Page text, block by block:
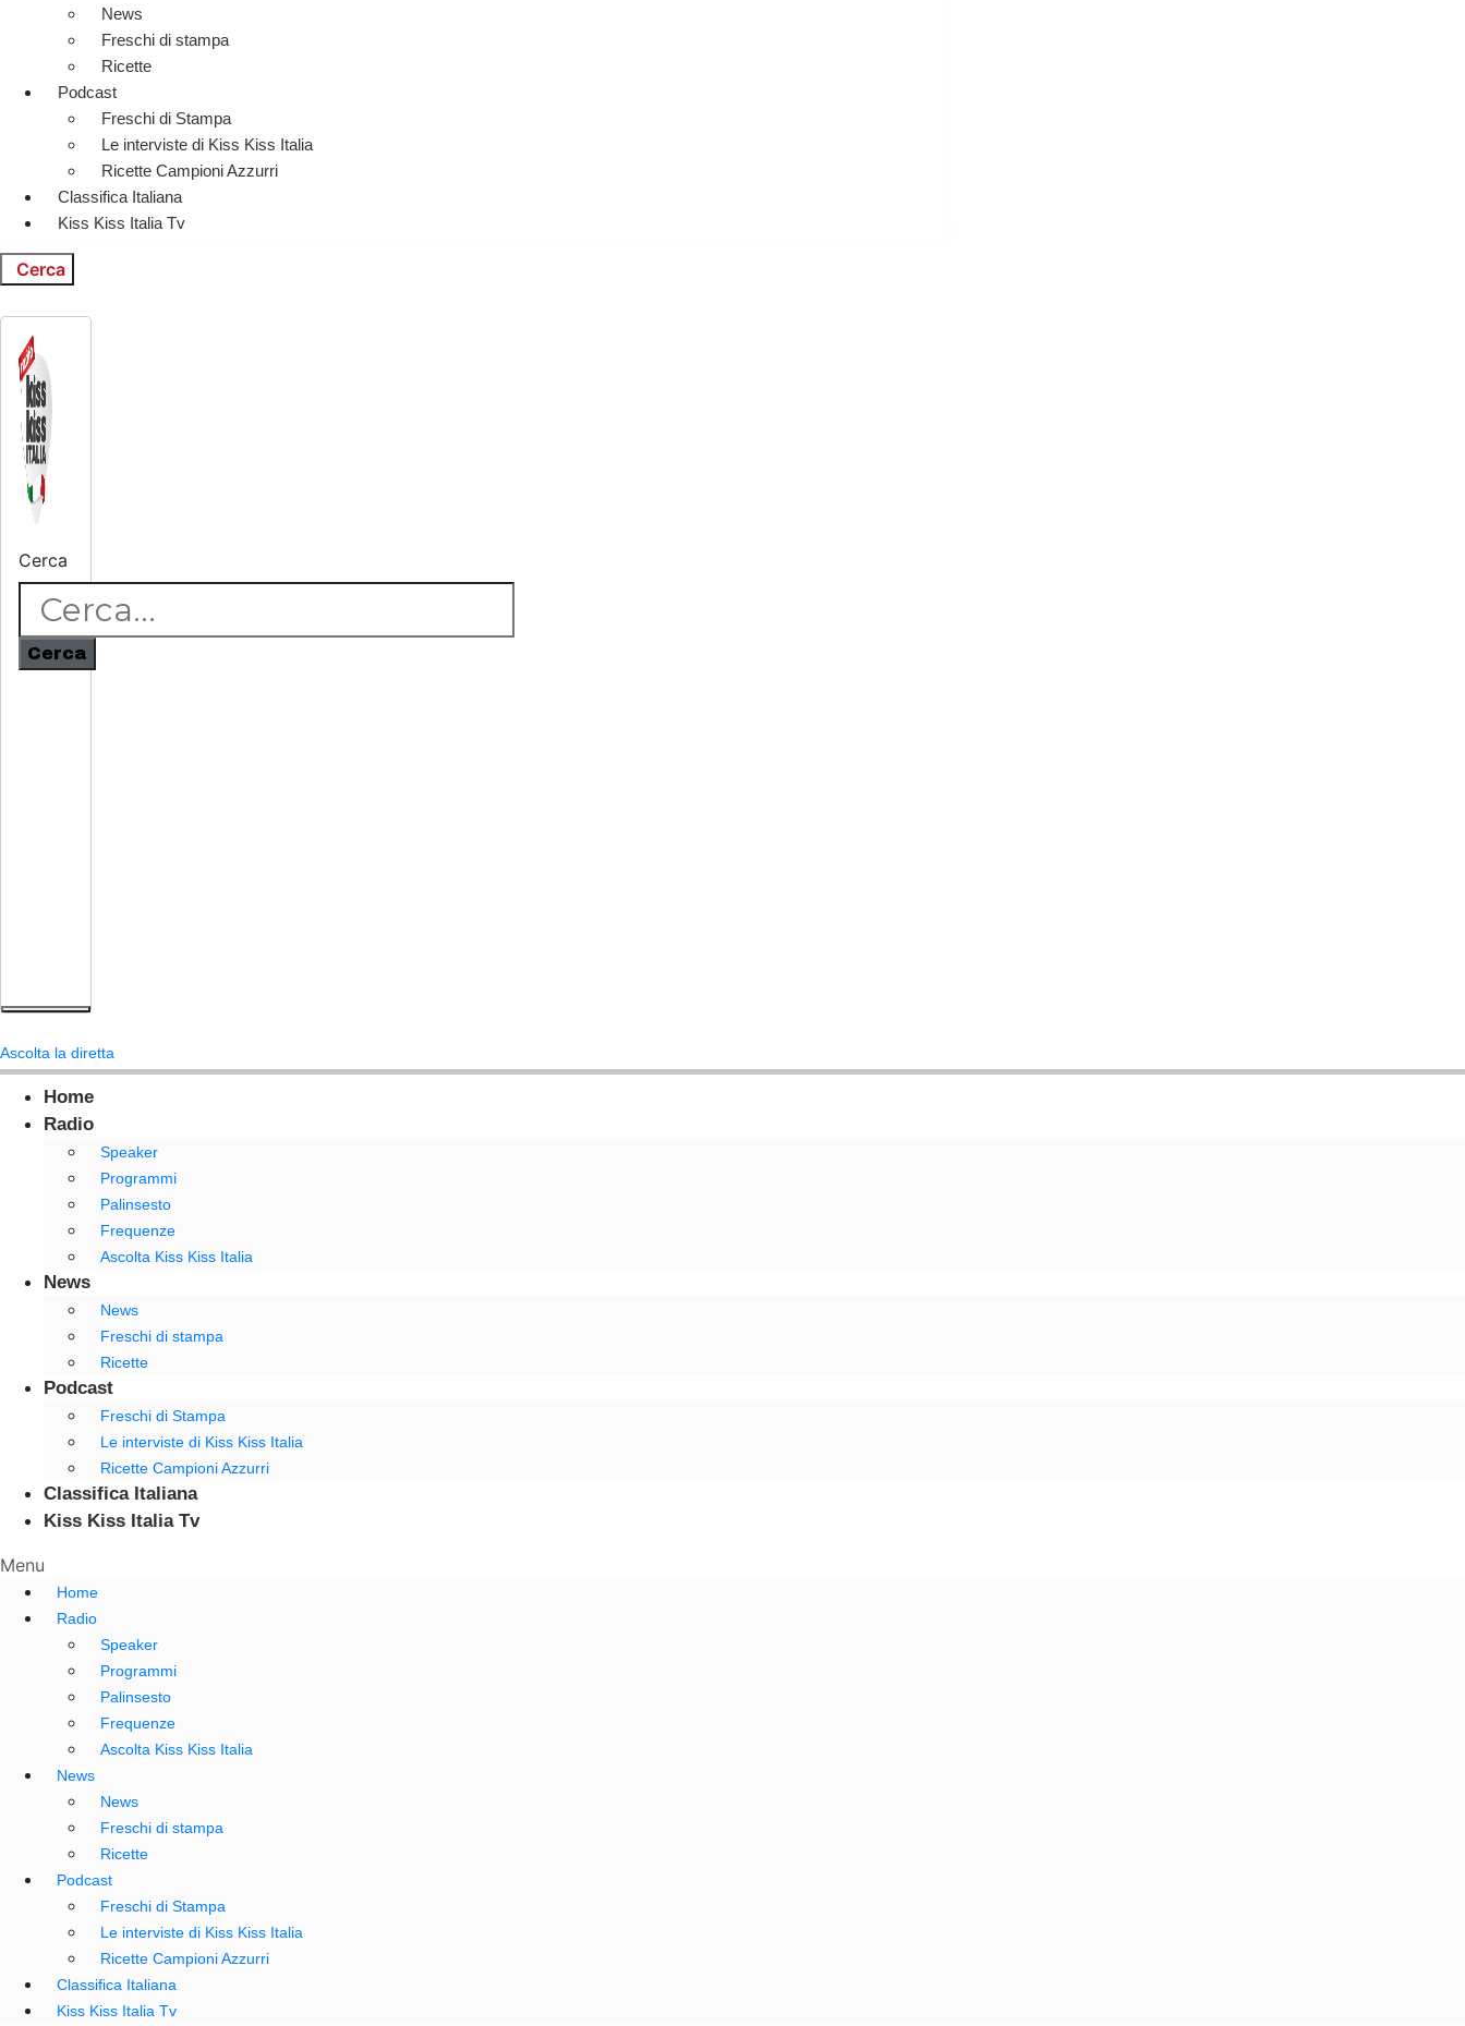
News
Freschi di stampa
Ricette
Podcast
Freschi di Stampa
Le interviste di Kiss Kiss Italia
Ricette Campioni Azzurri
Classifica Italiana
Kiss Kiss Italia Tv
Cerca
Cerca
Cerca
Ascolta la diretta
Home
Radio
Speaker
Programmi
Palinsesto
Frequenze
Ascolta Kiss Kiss Italia
News
News
Freschi di stampa
Ricette
Podcast
Freschi di Stampa
Le interviste di Kiss Kiss Italia
Ricette Campioni Azzurri
Classifica Italiana
Kiss Kiss Italia Tv
Menu
Home
Radio
Speaker
Programmi
Palinsesto
Frequenze
Ascolta Kiss Kiss Italia
News
News
Freschi di stampa
Ricette
Podcast
Freschi di Stampa
Le interviste di Kiss Kiss Italia
Ricette Campioni Azzurri
Classifica Italiana
Kiss Kiss Italia Tv